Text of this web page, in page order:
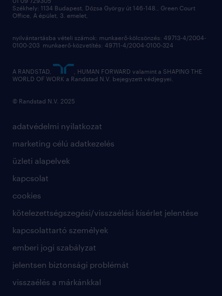
toborzás
munkaerőpiac
hírlevél
adatvédelmi nyilatkozat
marketing célú adatkezelés
üzleti alapelvek
kapcsolat
cookies
kötelezettségszegési/visszaélési kísérlet jelentése
kapcsolattartó személyek
emberi jogi szabályzat
jelentsen biztonsági problémát
visszaélés a márkánkkal
Székhely: 1134 Budapest, Dózsa György út 146-148., Green Court
Office, A épület, 3. emelet,
nyilvántartásba vételi számok: munkaerő-kölcsönzés: 49713-4/2004-
0100-203 munkaerő-közvetítés: 49711-4/2004-0100-324
A RANDSTAD,
, HUMAN FORWARD valamint a SHAPING THE
WORLD OF WORK a Randstad N.V. bejegyzett védjegyei.
© Randstad N.V. 2025